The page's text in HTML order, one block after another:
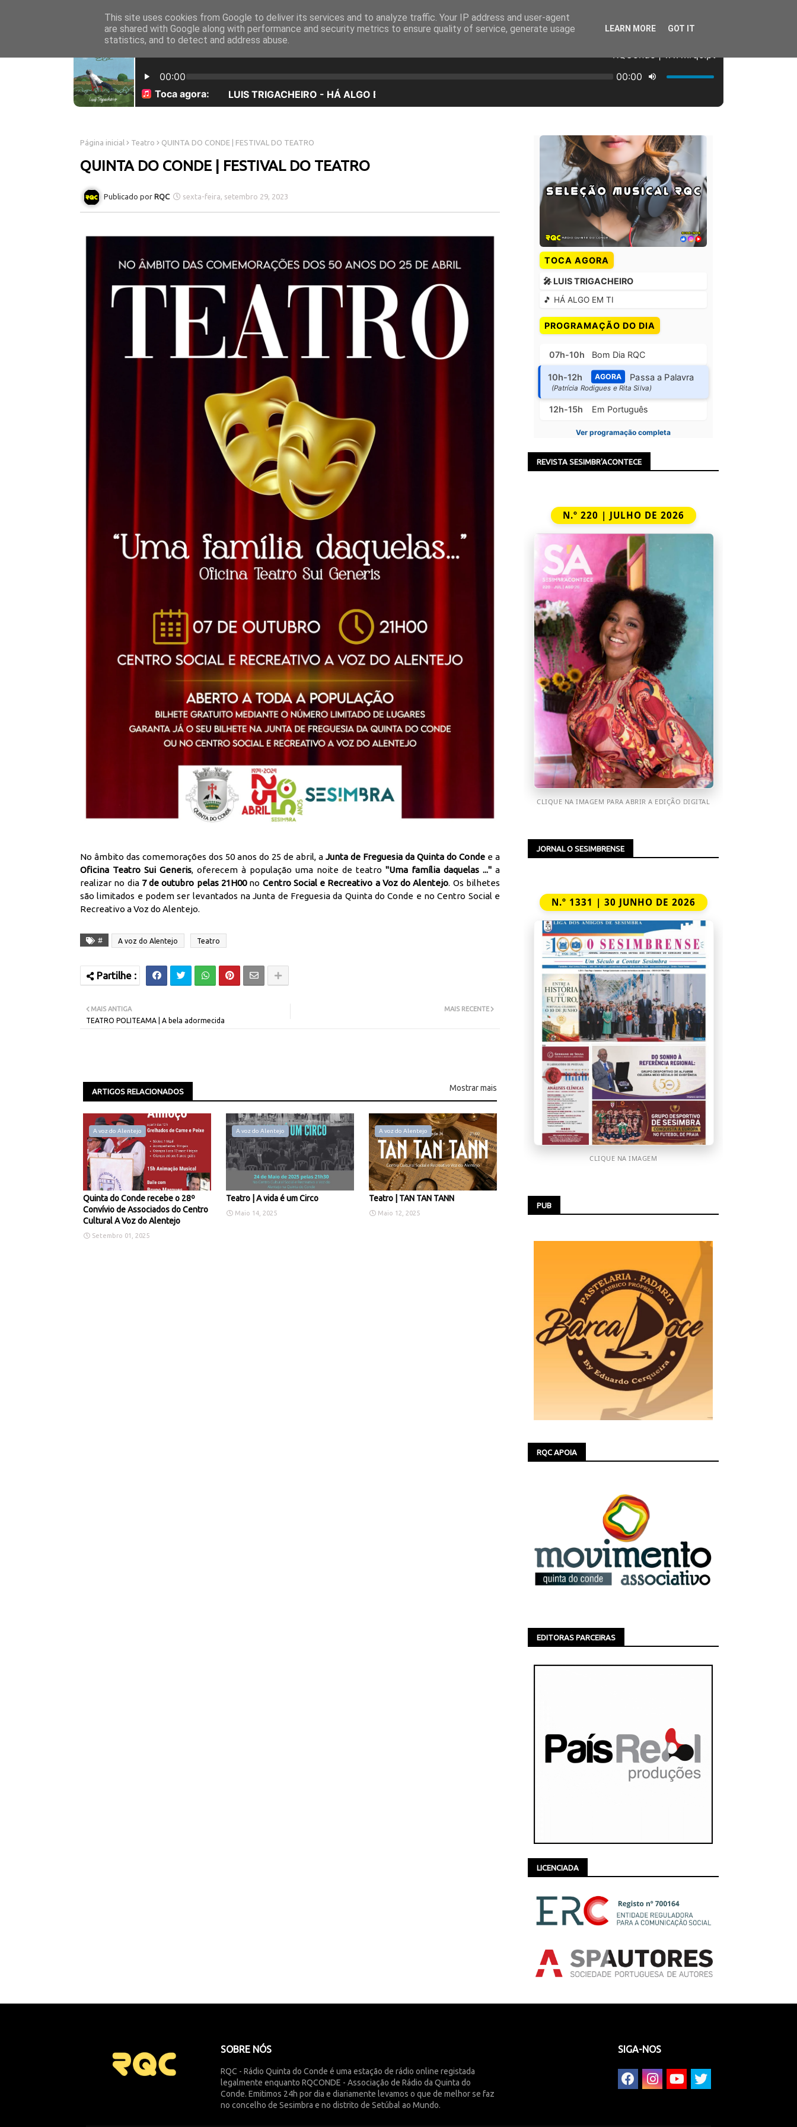
INICÍO SOBRE NÓS EQUIPA PROGRAMAÇÃO OUVIR EM DIRETO
Página inicial Teatro QUINTA DO CONDE | FESTIVAL DO TEATRO
QUINTA DO CONDE | FESTIVAL DO TEATRO
RQC sexta-feira, setembro 29, 2023
No âmbito das comemorações dos 50 anos do 25 de abril, a Junta de Freguesia da Quinta do Conde e a
Oficina Teatro Sui Generis, oferecem à população uma noite de teatro "Uma família daquelas ..." a
realizar no dia 7 de outubro pelas 21H00no Centro Social e Recreativo a Voz do Alentejo. Os bilhetes
são limitados e podem ser levantados na Junta de Freguesia da Quinta do Conde e no Centro Social e
Recreativo a Voz do Alentejo.
# A voz do Alentejo Teatro
MAIS RECENTE
MAIS ANTIGA
TEATRO POLITEAMA | A bela adormecida
ARTIGOS RELACIONADOS Mostrar mais
A voz do Alentejo
Quinta do Conde recebe o 28º
Convívio de Associados do Centro
Cultural A Voz do Alentejo
Setembro 01, 2025
A voz do Alentejo
Teatro | A vida é um Circo
Maio 14, 2025
A voz do Alentejo
Teatro | TAN TAN TANN
Maio 12, 2025
TOCA AGORA
🎤 LUIS TRIGACHEIRO
🎵 HÁ ALGO EM TI
PROGRAMAÇÃO DO DIA
07h-10h Bom Dia RQC
10h-12h AGORA Passa a Palavra
(Patrícia Rodigues e Rita Silva)
12h-15h Em Português
Ver programação completa
REVISTA SESIMBR'ACONTECE
N.º 220 | JULHO DE 2026
CLIQUE NA IMAGEM PARA ABRIR A EDIÇÃO DIGITAL
JORNAL O SESIMBRENSE
N.º 1331 | 30 JUNHO DE 2026
CLIQUE NA IMAGEM
PUB
RQC APOIA
EDITORAS PARCEIRAS
LICENCIADA
SOBRE NÓS
RQC - Rádio Quinta do Conde é uma estação de rádio online registada
legalmente enquanto RQCONDE - Associação de Rádio da Quinta do
Conde. Emitimos 24h por dia e diariamente levamos o que de melhor se faz
no concelho de Sesimbra e no distrito de Setúbal ao Mundo.
SIGA-NOS
This site uses cookies from Google to deliver its services and to analyze traffic. Your IP address and user-agent
are shared with Google along with performance and security metrics to ensure quality of service, generate usage
statistics, and to detect and address abuse.
LEARN MORE GOT IT